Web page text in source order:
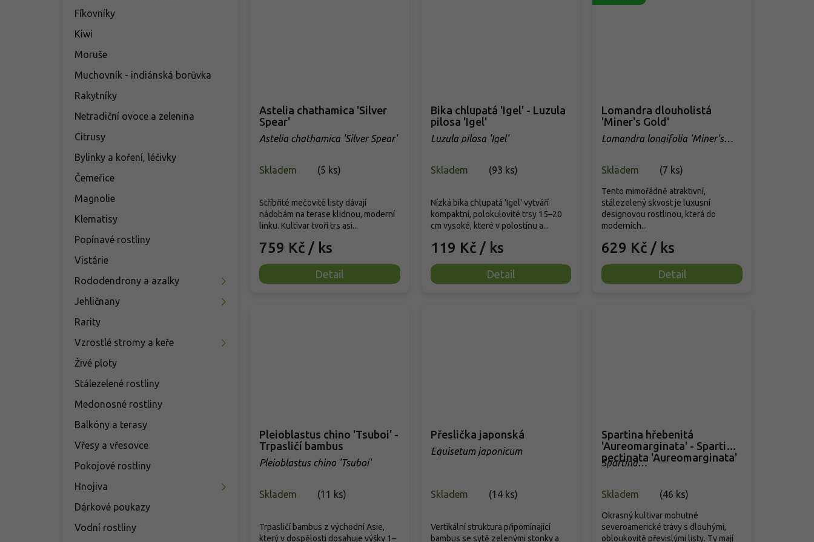
Fíkovníky
Kiwi
Moruše
Muchovník - indiánská borůvka
Rakytníky
Netradiční ovoce a zelenina
Citrusy
Bylinky a koření, léčivky
Čemeřice
Magnolie
Klematisy
Popínavé rostliny
Vistárie
Rododendrony a azalky
Jehličnany
Rarity
Vzrostlé stromy a keře
Živé ploty
Stálezelené rostliny
Medonosné rostliny
Balkóny a terasy
Vřesy a vřesovce
Pokojové rostliny
Hnojiva
Dárkové poukazy
Vodní rostliny
Astelia chathamica 'Silver
Spear'
Astelia chathamica 'Silver Spear'
Skladem (5 ks)
759 Kč / ks
Detail
Stříbřité mečovité listy dávají
nádobám na terase klidnou, moderní
linku. Kultivar tvoří trs asi...
Bika chlupatá 'Igel' - Luzula
pilosa 'Igel'
Luzula pilosa 'Igel'
Skladem (93 ks)
119 Kč / ks
Detail
Nízká bika chlupatá 'Igel' vytváří
kompaktní, polokulovité trsy 15–20
cm vysoké, které v polostínu a...
Lomandra dlouholistá
'Miner's Gold'
Lomandra longifolia 'Miner's
Skladem
(7 ks)
629 Kč / ks
Detail
Tento mimořádně atraktivní,
stálezelený skvost je luxusní
designovou rostlinou, která do
moderních...
Pleioblastus chino 'Tsuboi' -
Trpasličí bambus
Pleioblastus chino 'Tsuboi'
Skladem (11 ks)
Trpasličí bambus z východní Asie,
který v dospělosti dosahuje výšky 1–
Přeslička japonská
Equisetum japonicum
Skladem (14 ks)
Vertikální struktura připomínající
bambus se sytě zelenými stonky a
Spartina hřebenitá
'Aureomarginata' - Spartina
pectinata 'Aureomarginata'
Spartina
Skladem
(46 ks)
Okrasný kultivar mohutné
severoamerické trávy s dlouhými,
obloukovitě převislými listy. Ty mají